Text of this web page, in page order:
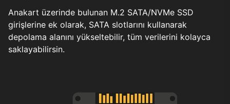
Anakart üzerinde bulunan M.2 SATA/NVMe SSD
girişlerine ek olarak, SATA slotlarını kullanarak
depolama alanını yükseltebilir, tüm verilerini kolayca
saklayabilirsin.